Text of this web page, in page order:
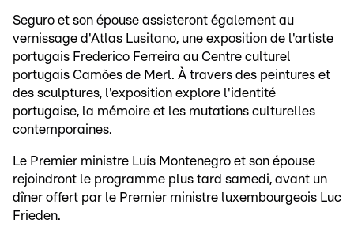
Seguro et son épouse assisteront également au
vernissage d'Atlas Lusitano, une exposition de l'artiste
portugais Frederico Ferreira au Centre culturel
portugais Camões de Merl. À travers des peintures et
des sculptures, l'exposition explore l'identité
portugaise, la mémoire et les mutations culturelles
contemporaines.
Le Premier ministre Luís Montenegro et son épouse
rejoindront le programme plus tard samedi, avant un
dîner offert par le Premier ministre luxembourgeois Luc
Frieden.